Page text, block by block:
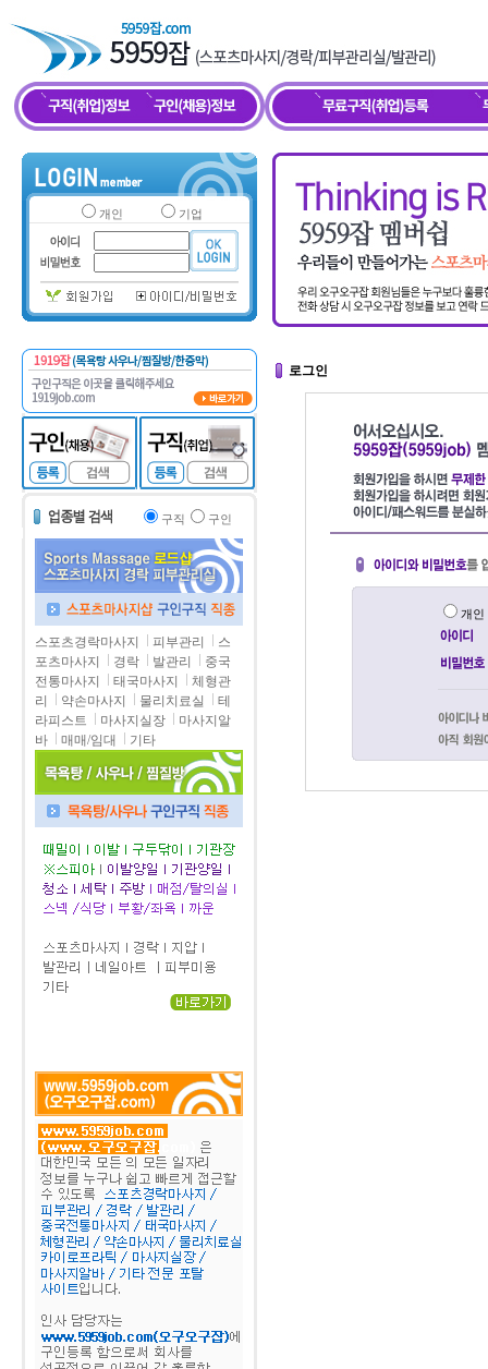
개인 기업
구직 구인
스포츠경락마사지 피부관리
스
포츠마사지
경락 발관리
중국
전통마사지
태국마사지
체형관
리
약손마사지 물리치료실
테
라피스트
마사지실장
마사지알
바
매매/임대 기타
로그인
개